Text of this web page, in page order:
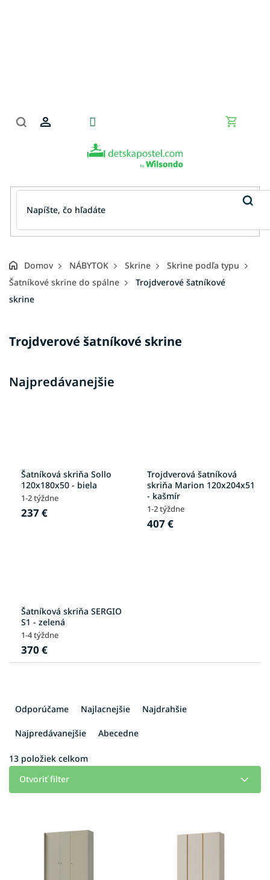
Domov NÁBYTOK Skrine
Skrine podľa typu
Šatníkové skrine do spálne
Trojdverové šatníkové
skrine
Trojdverové šatníkové skrine
Najpredávanejšie
Šatníková skriňa Sollo
120x180x50 - biela
1-2 týždne
237 €
Trojdverová šatníková
skriňa Marion 120x204x51
- kašmír
1-2 týždne
407 €
Šatníková skriňa SERGIO
S1 - zelená
1-4 týždne
370 €
a
i
Odporúčame Najlacnejšie Najdrahšie
Najpredávanejšie Abecedne
13 položiek celkom
Otvoriť filter